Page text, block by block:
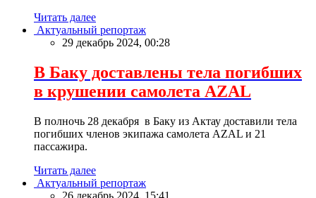
Читать далее
Актуальный репортаж
29 декабрь 2024, 00:28
В Баку доставлены тела погибших
в крушении самолета AZAL
В полночь 28 декабря в Баку из Актау доставили тела
погибших членов экипажа самолета AZAL и 21
пассажира.
Читать далее
Актуальный репортаж
26 декабрь 2024, 15:41